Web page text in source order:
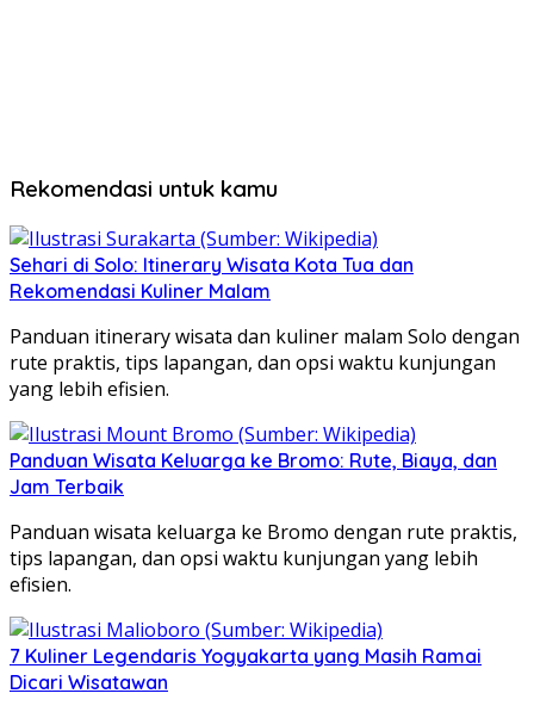
Rekomendasi untuk kamu
Sehari di Solo: Itinerary Wisata Kota Tua dan
Rekomendasi Kuliner Malam
Panduan itinerary wisata dan kuliner malam Solo dengan
rute praktis, tips lapangan, dan opsi waktu kunjungan
yang lebih efisien.
Panduan Wisata Keluarga ke Bromo: Rute, Biaya, dan
Jam Terbaik
Panduan wisata keluarga ke Bromo dengan rute praktis,
tips lapangan, dan opsi waktu kunjungan yang lebih
efisien.
7 Kuliner Legendaris Yogyakarta yang Masih Ramai
Dicari Wisatawan